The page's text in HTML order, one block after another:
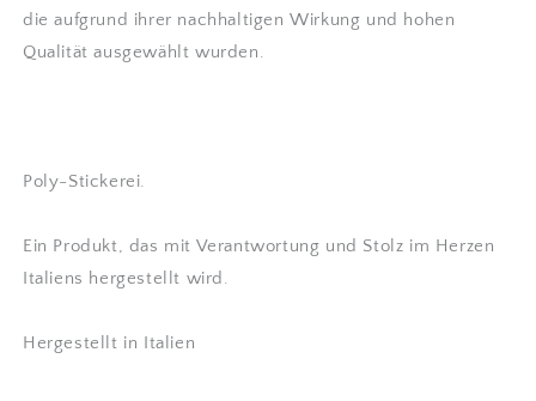
die aufgrund ihrer nachhaltigen Wirkung und hohen
Qualität ausgewählt wurden.
Poly-Stickerei.
Ein Produkt, das mit Verantwortung und Stolz im Herzen
Italiens hergestellt wird.
Hergestellt in Italien